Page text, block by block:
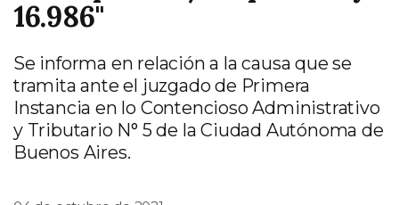
16.986"
Se informa en relación a la causa que se
tramita ante el juzgado de Primera
Instancia en lo Contencioso Administrativo
y Tributario N° 5 de la Ciudad Autónoma de
Buenos Aires.